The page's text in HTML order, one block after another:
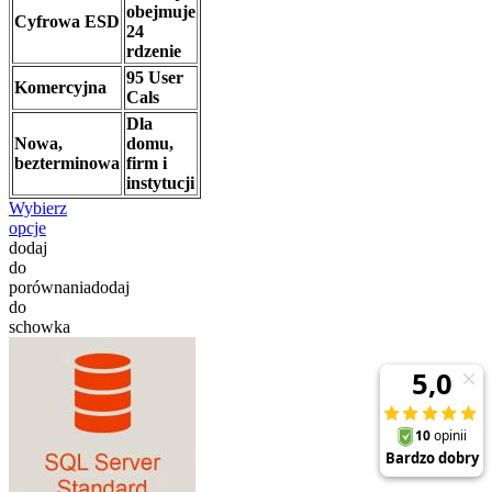
Cyfrowa ESD
obejmuje
24
rdzenie
Komercyjna
95 User
Cals
Nowa,
bezterminowa
Dla
domu,
firm i
instytucji
Wybierz
opcje
dodaj
do
porównaniadodaj
do
schowka